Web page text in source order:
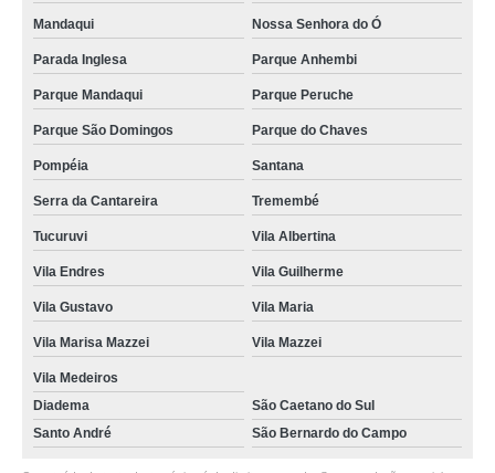
Mandaqui Nossa Senhora do Ó
Parada Inglesa Parque Anhembi
Parque Mandaqui Parque Peruche
Parque São Domingos Parque do Chaves
Pompéia Santana
Serra da Cantareira Tremembé
Tucuruvi Vila Albertina
Vila Endres Vila Guilherme
Vila Gustavo Vila Maria
Vila Marisa Mazzei Vila Mazzei
Vila Medeiros
Diadema
São Caetano do Sul
Santo André
São Bernardo do Campo